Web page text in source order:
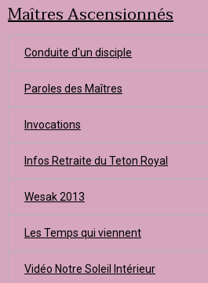
Maîtres Ascensionnés
Conduite d'un disciple
Paroles des Maîtres
Invocations
Infos Retraite du Teton Royal
Wesak 2013
Les Temps qui viennent
Vidéo Notre Soleil Intérieur